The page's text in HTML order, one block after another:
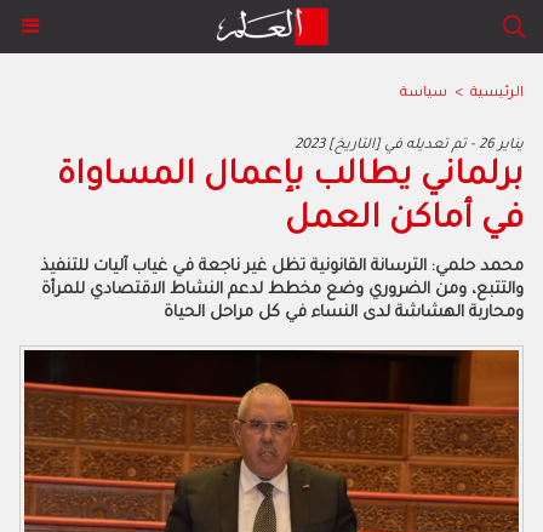
الرئيسية > سياسة
2023 يناير 26 - تم تعديله في [التاريخ]
برلماني يطالب بإعمال المساواة
في أماكن العمل
محمد حلمي: الترسانة القانونية تظل غير ناجعة في غياب آليات للتنفيذ
والتتبع، ومن الضروري وضع مخطط لدعم النشاط الاقتصادي للمرأة
ومحاربة الهشاشة لدى النساء في كل مراحل الحياة